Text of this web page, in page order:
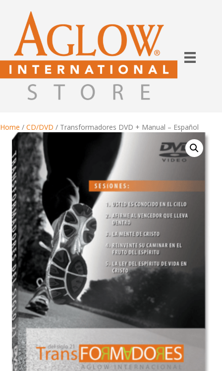
Home / CD/DVD / Transformadores DVD + Manual – Español